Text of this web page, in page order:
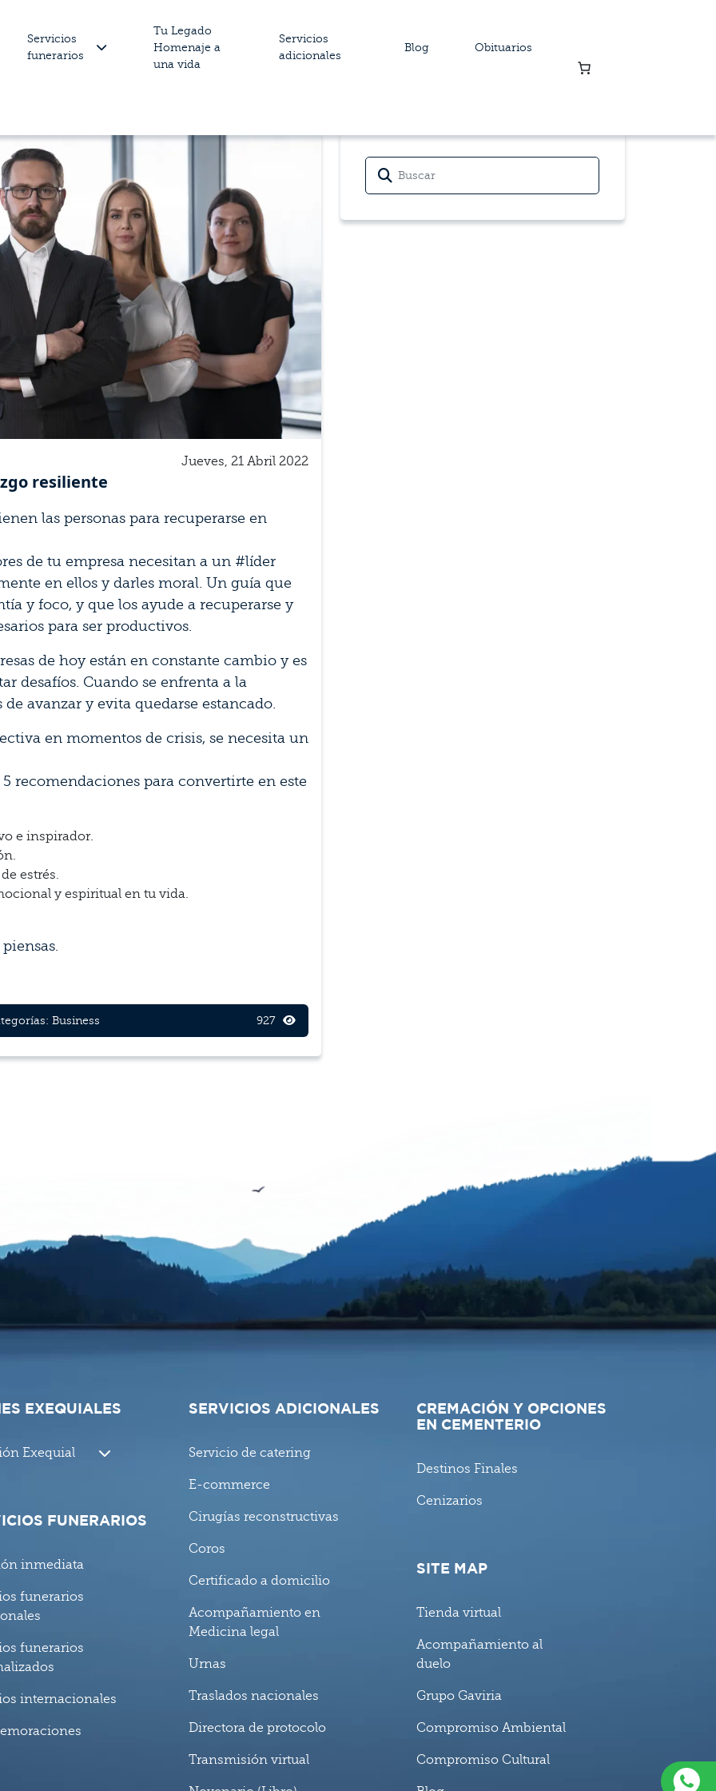
Servicios
funerarios
Tu Legado
Homenaje a
una vida
Servicios
adicionales
Blog Obituarios
Jueves, 21 Abril 2022
resiliente
las personas para recuperarse en
de tu empresa necesitan a un #líder
en ellos y darles moral. Un guía que
y foco, y que los ayude a recuperarse y
para ser productivos.
de hoy están en constante cambio y es
desafíos. Cuando se enfrenta a la
avanzar y evita quedarse estancado.
en momentos de crisis, se necesita un
recomendaciones para convertirte en este
e inspirador.
estrés.
y espiritual en tu vida.
Business 927
EXEQUIALES
Exequial
FUNERARIOS
inmediata
funerarios
funerarios
internacionales
SERVICIOS ADICIONALES
Servicio de catering
E-commerce
Cirugías reconstructivas
Coros
Certificado a domicilio
Acompañamiento en
Medicina legal
Urnas
Traslados nacionales
Directora de protocolo
Transmisión virtual
CREMACIÓN Y OPCIONES
EN CEMENTERIO
Destinos Finales
Cenizarios
SITE MAP
Tienda virtual
Acompañamiento al
duelo
Grupo Gaviria
Compromiso Ambiental
Compromiso Cultural